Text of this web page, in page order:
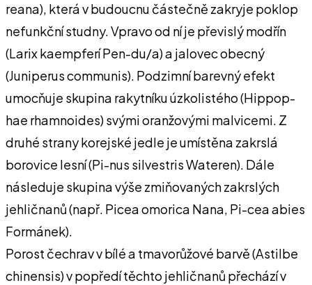
reana), která v budoucnu částečně zakryje poklop
nefunkční studny. Vpravo od ní je převislý modřín
(Larix kaempferí Pen-du/a) a jalovec obecný
(Juniperus communis). Podzimní barevný efekt
umocňuje skupina rakytníku úzkolistého (Hippop-
hae rhamnoides) svými oranžovými malvicemi. Z
druhé strany korejské jedle je umístěna zakrslá
borovice lesní (Pi-nus silvestris Wateren). Dále
následuje skupina výše zmiňovaných zakrslých
jehličnanů (např. Picea omorica Nana, Pi-cea abies
Formánek).
Porost čechrav v bílé a tmavorůžové barvě (Astilbe
chinensis) v popředí těchto jehličnanů přechází v